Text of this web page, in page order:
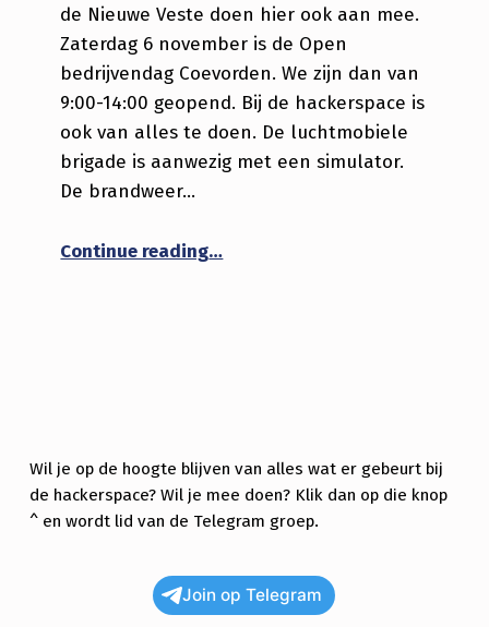
de Nieuwe Veste doen hier ook aan mee.
Zaterdag 6 november is de Open
bedrijvendag Coevorden. We zijn dan van
9:00-14:00 geopend. Bij de hackerspace is
ook van alles te doen. De luchtmobiele
brigade is aanwezig met een simulator.
De brandweer…
Continue reading…
Wil je op de hoogte blijven van alles wat er gebeurt bij
de hackerspace? Wil je mee doen? Klik dan op die knop
^ en wordt lid van de Telegram groep.
Join op Telegram